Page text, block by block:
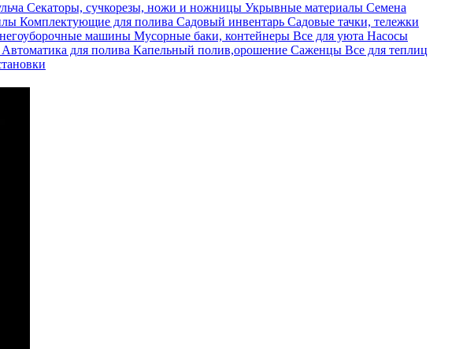
Секаторы, сучкорезы, ножи и ножницы Укрывные материалы Семена
Комплектующие для полива Садовый инвентарь Садовые тачки, тележки
машины Мусорные баки, контейнеры Все для уюта Насосы
Автоматика для полива Капельный полив,орошение Саженцы Все для теплиц